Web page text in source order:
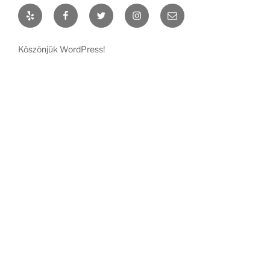
Yelp FacebookTwitter InstagramEmail
Köszönjük WordPress!